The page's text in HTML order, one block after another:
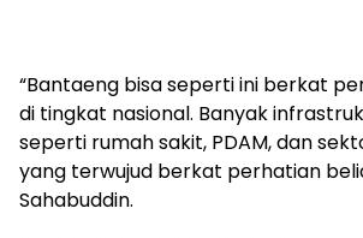
“Bantaeng bisa seperti ini berkat
di tingkat nasional. Banyak
seperti rumah sakit, PDAM, dan
yang terwujud berkat perhatian
Sahabuddin.